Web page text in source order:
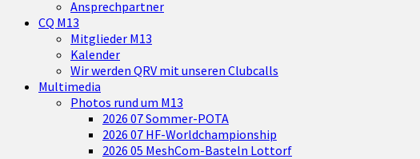
Ansprechpartner
CQ M13
Mitglieder M13
Kalender
Wir werden QRV mit unseren Clubcalls
Multimedia
Photos rund um M13
2026 07 Sommer-POTA
2026 07 HF-Worldchampionship
2026 05 MeshCom-Basteln Lottorf